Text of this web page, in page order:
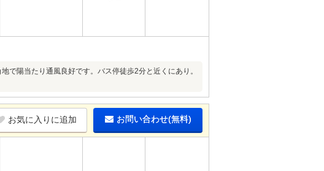
で陽当たり通風良好です。バス停徒歩2分と近くにあり。
お気に入りに追加 お問い合わせ(無料)